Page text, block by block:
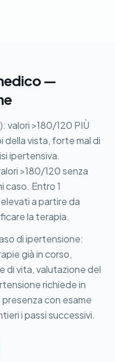
—
valori >180/120 PIÙ
vista, forte mal di
ipertensiva.
>180/120 senza
caso. Entro 1
a partire da
la terapia.
di ipertensione:
già in corso,
di vita, valutazione del
richiede in
con esame
i passi successivi.